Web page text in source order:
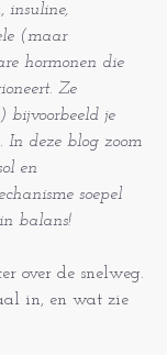
insuline,
(maar
hormonen die
Ze
bijvoorbeeld je
deze blog zoom
en
soepel
balans!
over de snelweg.
in, en wat zie